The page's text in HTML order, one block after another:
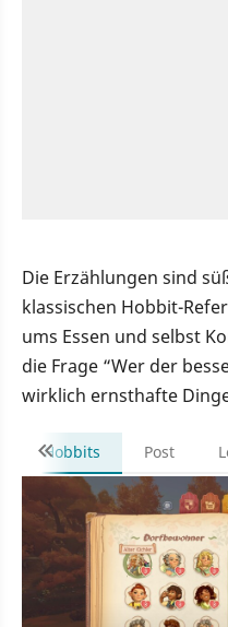
Die Erzählungen sind
klassischen Hobbit-
ums Essen und selbst
die Frage “Wer der
wirklich ernsthafte
Hobbits Post